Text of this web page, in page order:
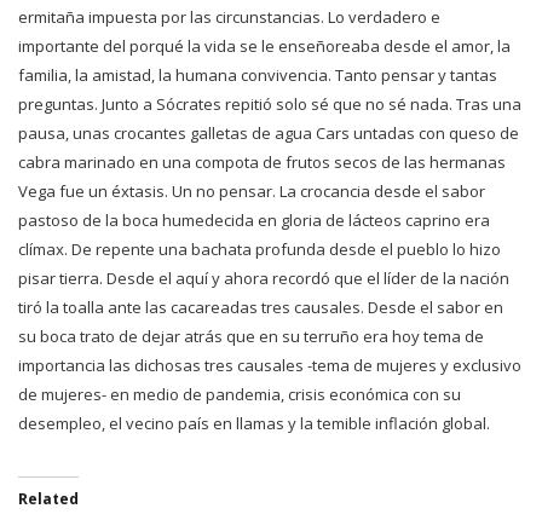
ermitaña impuesta por las circunstancias. Lo verdadero e
importante del porqué la vida se le enseñoreaba desde el amor, la
familia, la amistad, la humana convivencia. Tanto pensar y tantas
preguntas. Junto a Sócrates repitió solo sé que no sé nada. Tras una
pausa, unas crocantes galletas de agua Cars untadas con queso de
cabra marinado en una compota de frutos secos de las hermanas
Vega fue un éxtasis. Un no pensar. La crocancia desde el sabor
pastoso de la boca humedecida en gloria de lácteos caprino era
clímax. De repente una bachata profunda desde el pueblo lo hizo
pisar tierra. Desde el aquí y ahora recordó que el líder de la nación
tiró la toalla ante las cacareadas tres causales. Desde el sabor en
su boca trato de dejar atrás que en su terruño era hoy tema de
importancia las dichosas tres causales -tema de mujeres y exclusivo
de mujeres- en medio de pandemia, crisis económica con su
desempleo, el vecino país en llamas y la temible inflación global.
Related